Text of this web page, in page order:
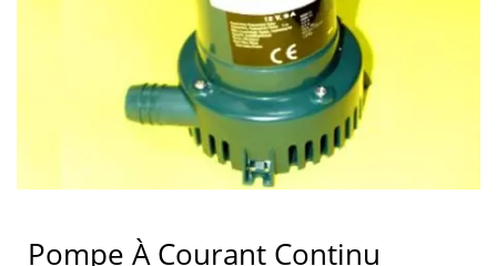
Pompe À Courant Continu